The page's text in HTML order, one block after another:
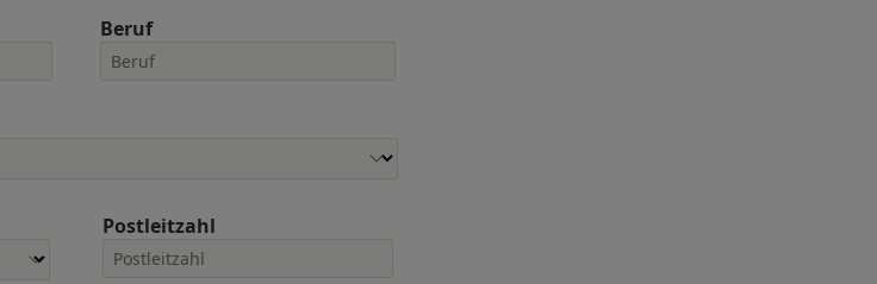
Beruf
Postleitzahl